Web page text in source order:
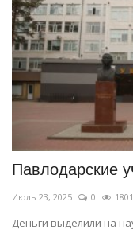
Павлодарские
Июль 23, 2025 0 1801
Деньги выделили на